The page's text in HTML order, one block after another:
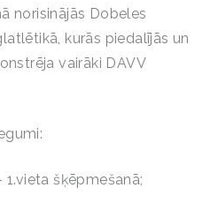
norisinājās Dobeles
kurās piedalījās un
vairāki DAVV
1.vieta šķēpmešanā;